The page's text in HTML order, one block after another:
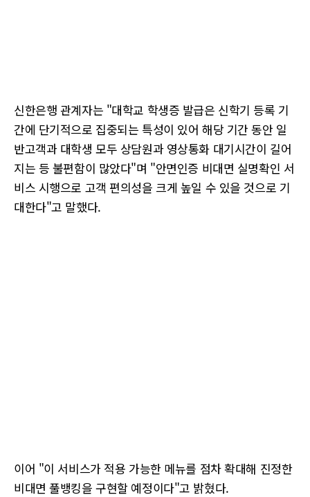
신한은행 관계자는 "대학교 학생증 발급은 신학기 등록 기
간에 단기적으로 집중되는 특성이 있어 해당 기간 동안 일
반고객과 대학생 모두 상담원과 영상통화 대기시간이 길어
지는 등 불편함이 많았다"며 "안면인증 비대면 실명확인 서
비스 시행으로 고객 편의성을 크게 높일 수 있을 것으로 기
대한다"고 말했다.
이어 "이 서비스가 적용 가능한 메뉴를 점차 확대해 진정한
비대면 풀뱅킹을 구현할 예정이다"고 밝혔다.